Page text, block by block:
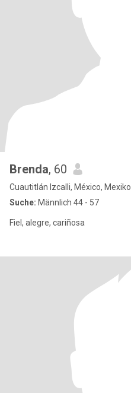
Brenda, 60
Cuautitlán Izcalli, México, Mexiko
Suche: Männlich 44 - 57
Fiel, alegre, cariñosa